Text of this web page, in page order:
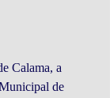
Calama, a
de